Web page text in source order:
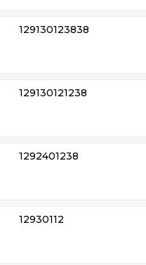
129130123838
129130121238
1292401238
12930112